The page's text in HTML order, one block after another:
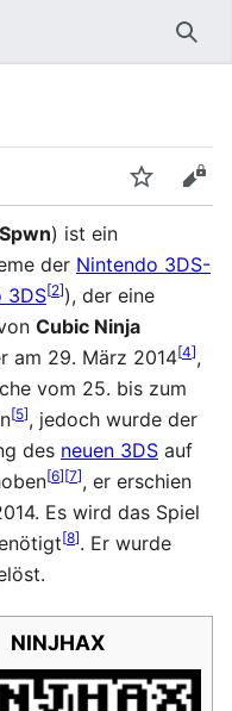
) ist ein
der Nintendo 3DS-
3DS[2]), der eine
Cubic Ninja
am 29. März 2014[4],
vom 25. bis zum
[5], jedoch wurde der
des neuen 3DS auf
[6][7], er erschien
Es wird das Spiel
[8]. Er wurde
NINJHAX